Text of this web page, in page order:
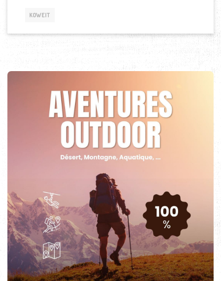
KOWEIT